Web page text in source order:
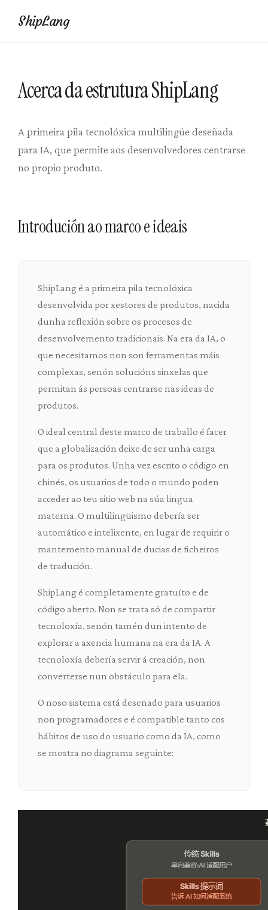
ShipLang
Acerca da estrutura ShipLang
A primeira pila tecnolóxica multilingüe deseñada
para IA, que permite aos desenvolvedores centrarse
no propio produto.
Introdución ao marco e ideais
ShipLang é a primeira pila tecnolóxica
desenvolvida por xestores de produtos, nacida
dunha reflexión sobre os procesos de
desenvolvemento tradicionais. Na era da IA, o
que necesitamos non son ferramentas máis
complexas, senón solucións sinxelas que
permitan ás persoas centrarse nas ideas de
produtos.
O ideal central deste marco de traballo é facer
que a globalización deixe de ser unha carga
para os produtos. Unha vez escrito o código en
chinés, os usuarios de todo o mundo poden
acceder ao teu sitio web na súa lingua
materna. O multilingüismo debería ser
automático e intelixente, en lugar de requirir o
mantemento manual de ducias de ficheiros
de tradución.
ShipLang é completamente gratuíto e de
código aberto. Non se trata só de compartir
tecnoloxía, senón tamén dun intento de
explorar a axencia humana na era da IA. A
tecnoloxía debería servir á creación, non
converterse nun obstáculo para ela.
O noso sistema está deseñado para usuarios
non programadores e é compatible tanto cos
hábitos de uso do usuario como da IA, como
se mostra no diagrama seguinte: